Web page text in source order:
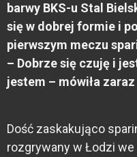
barwy BKS-u Stal
się w dobrej formie i
pierwszym meczu
– Dobrze się czuję i
jestem – mówiła
Dość zaskakująco
rozgrywany w Łodzi we